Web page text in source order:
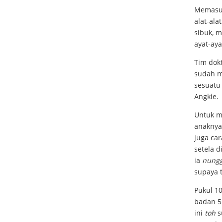
alat-
sibuk,
ayat-
Tim
sudah
Angkie.
Untuk
juga
setela
ia
supaya
Pukul
badan
ini toh